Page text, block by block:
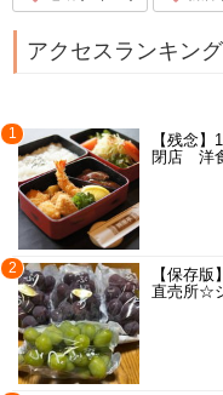
アクセスランキング
1
【残念
閉店 洋
2
【保存
直売所☆